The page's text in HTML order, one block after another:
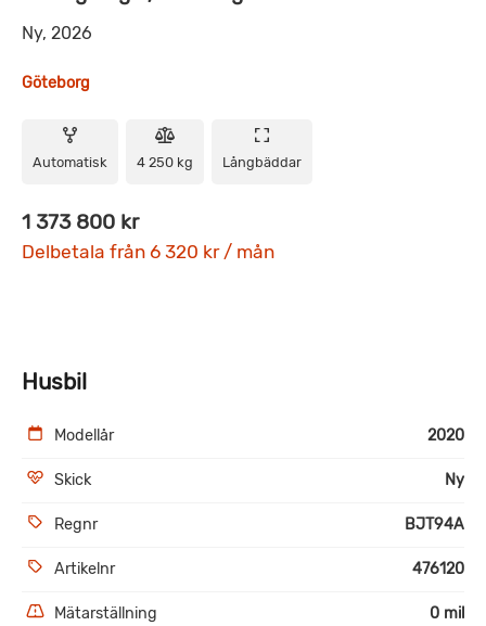
Ny, 2026
Göteborg
Automatisk 4 250 kg Långbäddar
1 373 800 kr
Delbetala från 6 320 kr / mån
Husbil
Modellår 2020
Skick Ny
Regnr BJT94A
Artikelnr 476120
Mätarställning 0 mil